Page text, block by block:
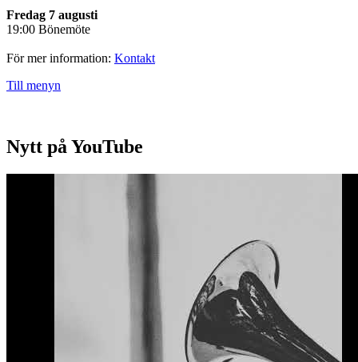
Fredag 7 augusti
19:00 Bönemöte
För mer information: Kontakt
Till menyn
Nytt på YouTube